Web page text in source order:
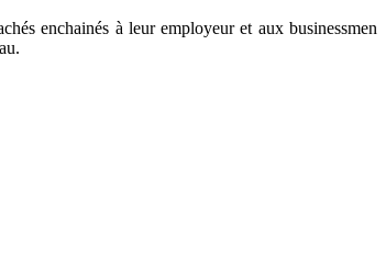
enchainés à leur employeur et aux businessmen